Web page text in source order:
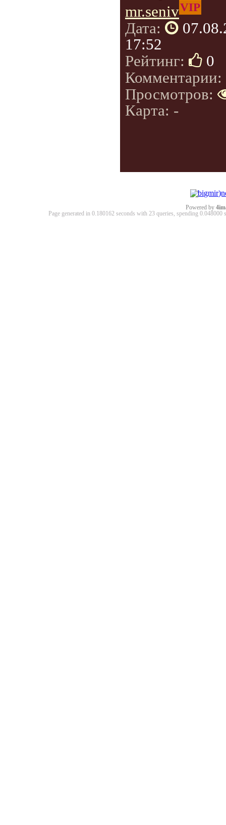
mr.senivVIP
Дата:
17:52
Рейтинг:
0
Комментарии:
Просмотров:
Карта: -
Powered by
Page generated in 0.180162 seconds with 23 queries, spending